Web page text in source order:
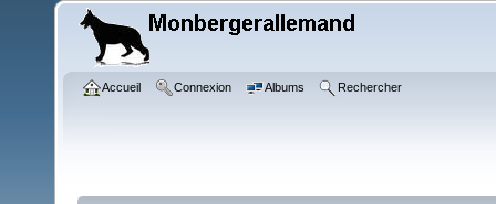
Accueil Connexion Albums Rechercher